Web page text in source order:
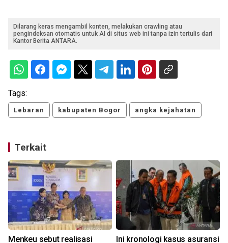
Dilarang keras mengambil konten, melakukan crawling atau
pengindeksan otomatis untuk AI di situs web ini tanpa izin tertulis dari
Kantor Berita ANTARA.
Tags:
Lebaran kabupaten Bogor angka kejahatan
Terkait
Menkeu sebut realisasi Ini kronologi kasus asuransi